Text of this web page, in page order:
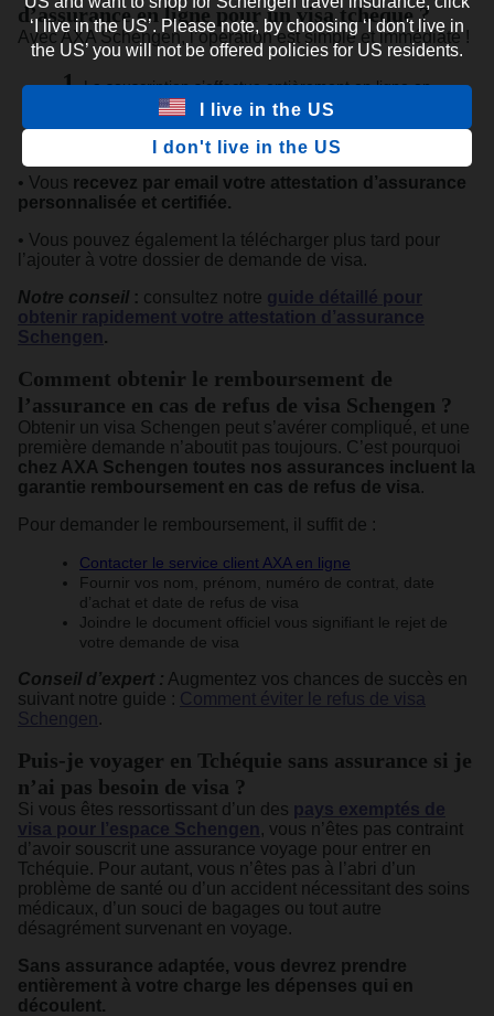
‘I live in the US’. Please note, by choosing ‘I don't live in
the US’ you will not be offered policies for US residents.
I live in the US
I don't live in the US
d’assurance en ligne pour un visa tchèque ?
Avec AXA Schengen, l’opération est simple et immédiate !
La souscription s’effectue entièrement en ligne en
quelques minutes.
Dès validation de votre paiement :
• Vous recevez par email votre attestation d’assurance
personnalisée et certifiée.
• Vous pouvez également la télécharger plus tard pour
l’ajouter à votre dossier de demande de visa.
Notre conseil : consultez notre guide détaillé pour
obtenir rapidement votre attestation d’assurance
Schengen.
Comment obtenir le remboursement de
l’assurance en cas de refus de visa Schengen ?
Obtenir un visa Schengen peut s’avérer compliqué, et une
première demande n’aboutit pas toujours. C’est pourquoi
chez AXA Schengen toutes nos assurances incluent la
garantie remboursement en cas de refus de visa.
Pour demander le remboursement, il suffit de :
Contacter le service client AXA en ligne
Fournir vos nom, prénom, numéro de contrat, date
d’achat et date de refus de visa
Joindre le document officiel vous signifiant le rejet de
votre demande de visa
Conseil d’expert : Augmentez vos chances de succès en
suivant notre guide : Comment éviter le refus de visa
Schengen
.
Puis-je voyager en Tchéquie sans assurance si je
n’ai pas besoin de visa ?
Si vous êtes ressortissant d’un des pays exemptés de
visa pour l’espace Schengen , vous n’êtes pas contraint
d’avoir souscrit une assurance voyage pour entrer en
Tchéquie. Pour autant, vous n’êtes pas à l’abri d’un
problème de santé ou d’un accident nécessitant des soins
médicaux, d’un souci de bagages ou tout autre
désagrément survenant en voyage.
Sans assurance adaptée, vous devrez prendre
entièrement à votre charge les dépenses qui en
découlent.